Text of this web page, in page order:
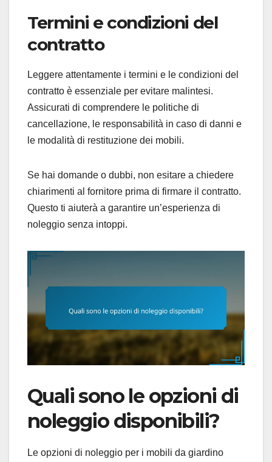
Termini e condizioni del
contratto
Leggere attentamente i termini e le condizioni del
contratto è essenziale per evitare malintesi.
Assicurati di comprendere le politiche di
cancellazione, le responsabilità in caso di danni e
le modalità di restituzione dei mobili.
Se hai domande o dubbi, non esitare a chiedere
chiarimenti al fornitore prima di firmare il contratto.
Questo ti aiuterà a garantire un’esperienza di
noleggio senza intoppi.
Quali sono le opzioni di
noleggio disponibili?
Le opzioni di noleggio per i mobili da giardino